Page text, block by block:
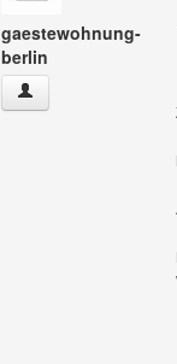
gaestewohnung-
berlin
gaestewohnung-